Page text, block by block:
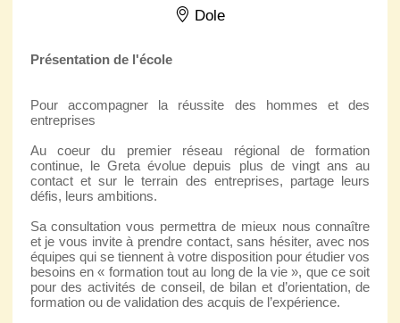
Dole
Présentation de l'école
Pour accompagner la réussite des hommes et des
entreprises
Au coeur du premier réseau régional de formation
continue, le Greta évolue depuis plus de vingt ans au
contact et sur le terrain des entreprises, partage leurs
défis, leurs ambitions.
Sa consultation vous permettra de mieux nous connaître
et je vous invite à prendre contact, sans hésiter, avec nos
équipes qui se tiennent à votre disposition pour étudier vos
besoins en « formation tout au long de la vie », que ce soit
pour des activités de conseil, de bilan et d’orientation, de
formation ou de validation des acquis de l’expérience.